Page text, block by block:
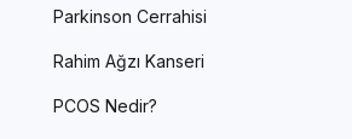
Parkinson Cerrahisi
Rahim Ağzı Kanseri
PCOS Nedir?